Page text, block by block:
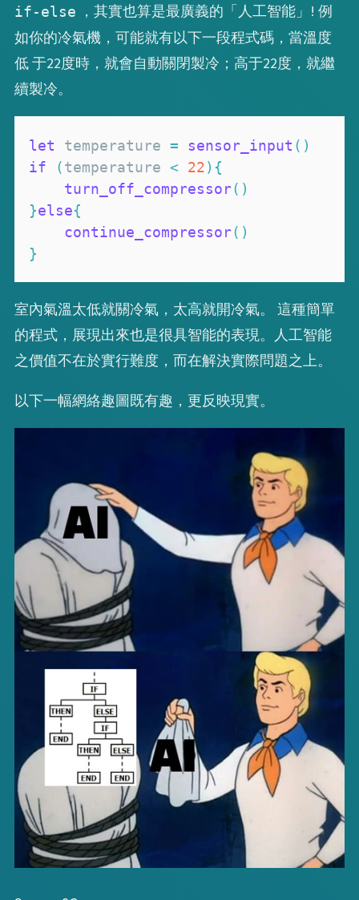
if-else ，其實也算是最廣義的「人工智能」! 例
如你的冷氣機，可能就有以下一段程式碼，當溫度
低 于22度時，就會自動關閉製冷；高于22度，就繼
續製冷。
let temperature = sensor_input ( )
if
(temperature < 22) {
turn_off_compressor( )
}else{
continue_compressor( )
}
室內氣溫太低就關冷氣，太高就開冷氣。 這種簡單
的程式，展現出來也是很具智能的表現。人工智能
之價值不在於實行難度，而在解決實際問題之上。
以下一幅網絡趣圖既有趣，更反映現實。